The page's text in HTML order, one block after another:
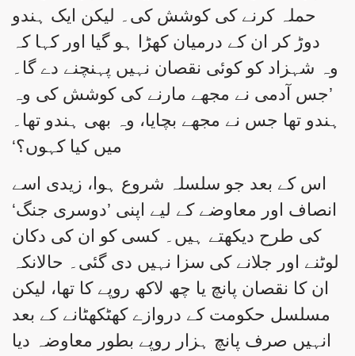
حملہ کرنے کی کوشش کی۔ لیکن ایک ہندو
دوڑ کر ان کے درمیان کھڑا ہو گیا اور کہا کہ
وہ شہزاد کو کوئی نقصان نہیں پہنچنے دے گا۔
’جس آدمی نے مجھے مارنے کی کوشش کی وہ
ہندو تھا جس نے مجھے بچایا، وہ بھی ہندو تھا۔
میں کیا کہوں؟‘
اس کے بعد جو سلسلہ شروع ہوا، زیدی اسے
انصاف اور معاوضے کے لیے اپنی ’دوسری جنگ‘
کی طرح دیکھتے ہیں۔ کسی کو ان کی دکان
لوٹنے اور جلانے کی سزا نہیں دی گئی۔ حالانکہ
ان کا نقصان پانچ یا چھ لاکھ روپے کا تھا، لیکن
مسلسل حکومت کے دروازے کھٹکھٹانے کے بعد
انہیں صرف پانچ ہزار روپے بطور معاوضہ دیا